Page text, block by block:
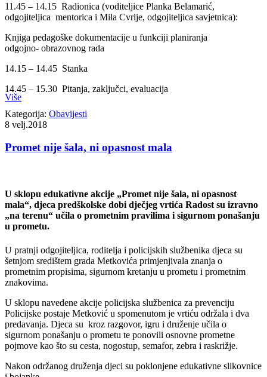
11.45 – 14.15 Radionica (voditeljice Planka Belamarić,
odgojiteljica mentorica i Mila Cvrlje, odgojiteljica savjetnica):
Knjiga pedagoške dokumentacije u funkciji planiranja
odgojno- obrazovnog rada
14.15 – 14.45 Stanka
14.45 – 15.30 Pitanja, zaključci, evaluacija
Više
Kategorija: Obavijesti
8 velj.2018
Promet nije šala, ni opasnost mala
U sklopu edukativne akcije „Promet nije šala, ni opasnost
mala“, djeca predškolske dobi dječjeg vrtića Radost su izravno
„na terenu“ učila o prometnim pravilima i sigurnom ponašanju
u prometu.
U pratnji odgojiteljica, roditelja i policijskih službenika djeca su
šetnjom središtem grada Metkovića primjenjivala znanja o
prometnim propisima, sigurnom kretanju u prometu i prometnim
znakovima.
U sklopu navedene akcije policijska službenica za prevenciju
Policijske postaje Metković u spomenutom je vrtiću održala i dva
predavanja. Djeca su kroz razgovor, igru i druženje učila o
sigurnom ponašanju o prometu te ponovili osnovne prometne
pojmove kao što su cesta, nogostup, semafor, zebra i raskrižje.
Nakon održanog druženja djeci su poklonjene edukativne slikovnice